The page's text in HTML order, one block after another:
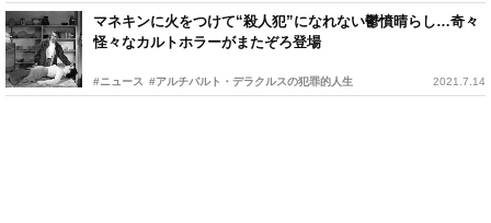
マネキンに火をつけて“殺人犯”になれない鬱憤晴らし…奇々
怪々なカルトホラーがまたぞろ登場
#ニュース #アルチバルト・デラクルスの犯罪的人生 2021.7.14